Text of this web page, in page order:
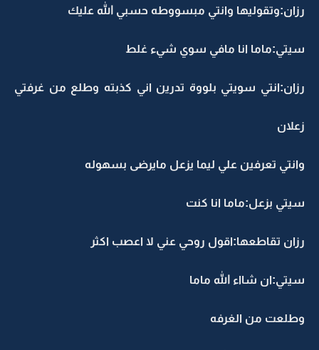
رزان:وتقوليها وانتي مبسووطه حسبي الله عليك
سيتي:ماما انا مافي سوي شيء غلط
رزان:انتي سويتي بلووة تدرين اني كذبته وطلع من غرفتي
زعلان
وانتي تعرفين علي ليما يزعل مايرضى بسهوله
سيتي بزعل:ماما انا كنت
رزان تقاطعها:اقول روحي عني لا اعصب اكثر
سيتي:ان شااء الله ماما
وطلعت من الغرفه